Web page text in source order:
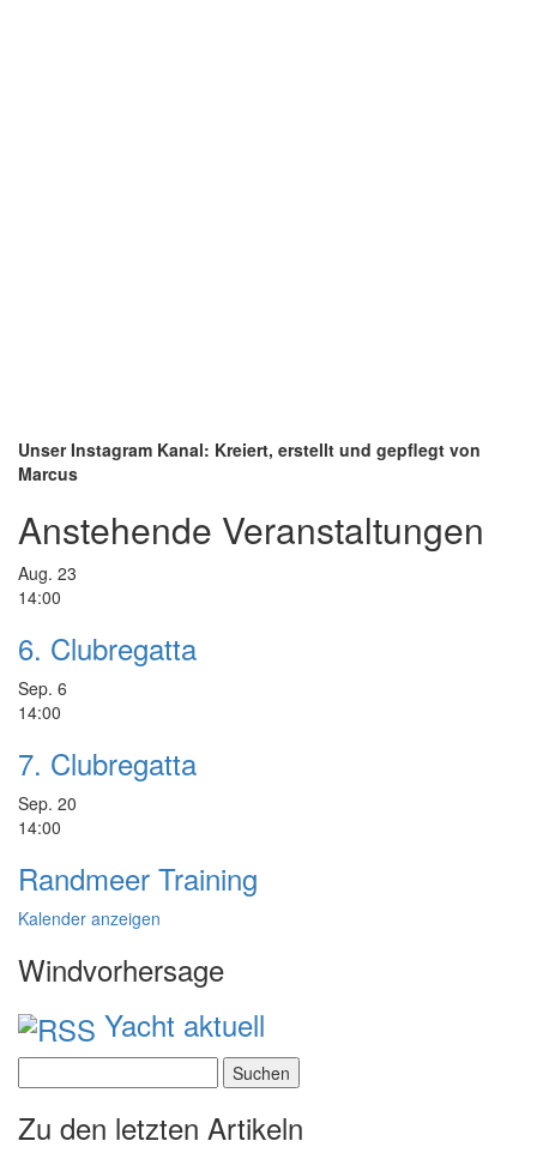
Unser Instagram Kanal: Kreiert, erstellt und gepflegt von
Marcus
Anstehende Veranstaltungen
Aug. 23
14:00
6. Clubregatta
Sep. 6
14:00
7. Clubregatta
Sep. 20
14:00
Randmeer Training
Kalender anzeigen
Windvorhersage
Yacht aktuell
nach:
Zu den letzten Artikeln